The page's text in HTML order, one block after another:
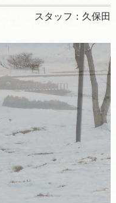
スタッフ： 久保田